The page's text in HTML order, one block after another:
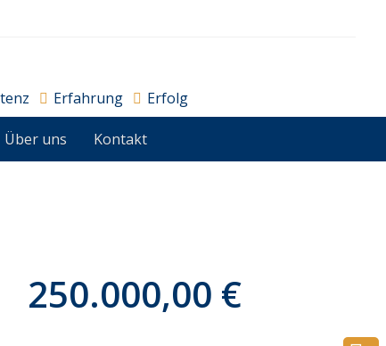
Erfahrung Erfolg
Über uns Kontakt
250.000,00 €